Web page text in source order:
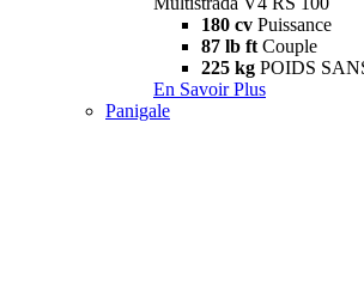
180 cv Puissance
87 lb ft Couple
225 kg POIDS
En Savoir Plus
Panigale